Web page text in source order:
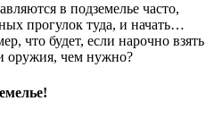
в подземелье часто,
прогулок туда, и начать…
что будет, если нарочно взять
оружия, чем нужно?